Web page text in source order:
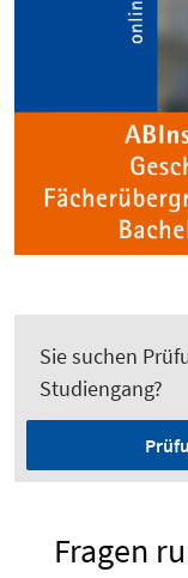
Sie suchen
Studiengang?
Fragen